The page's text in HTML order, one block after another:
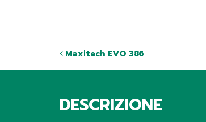
Maxitech EVO 386
DESCRIZIONE